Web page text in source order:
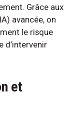
Grâce aux
avancée, on
le risque
d’intervenir
et